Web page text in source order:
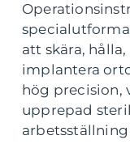
att skära,
implantera
hög precision,
upprepad